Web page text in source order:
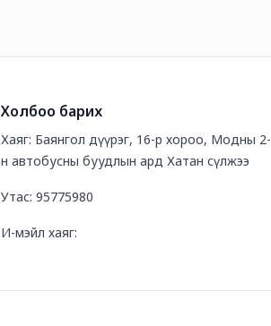
Холбоо барих
Хаяг: Баянгол дүүрэг, 16-р хороо, Модны 2-
н автобусны буудлын ард Хатан сүлжээ
Утас: 95775980
И-мэйл хаяг: